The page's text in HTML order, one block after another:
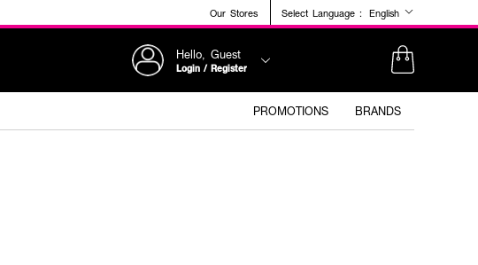
Our Stores Select Language : English
Hello, Guest
Login / Register
PROMOTIONS BRANDS